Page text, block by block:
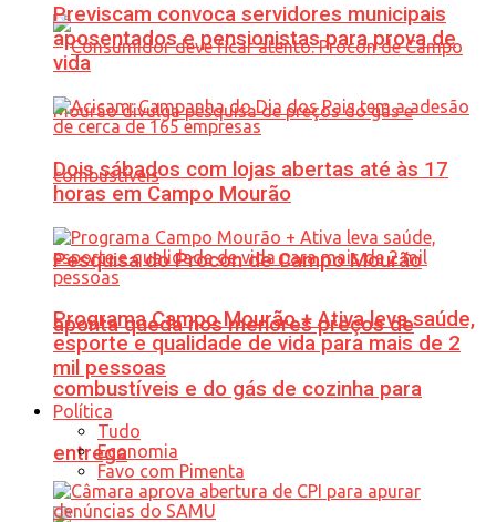
Pesquisa do Procon de Campo Mourão
aponta queda nos menores preços de
combustíveis e do gás de cozinha para
entrega
Previscam convoca servidores municipais
aposentados e pensionistas para prova de
vida
Dois sábados com lojas abertas até às 17
horas em Campo Mourão
Programa Campo Mourão + Ativa leva saúde,
esporte e qualidade de vida para mais de 2
mil pessoas
Política
Tudo
Economia
Favo com Pimenta